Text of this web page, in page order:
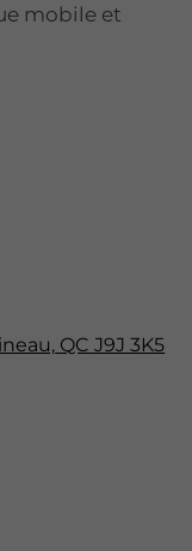
QC J9J 3K5
mobile et